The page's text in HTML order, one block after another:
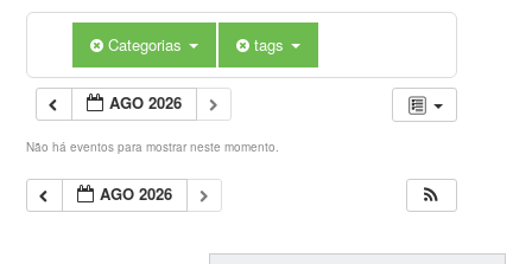
Categorias tags
AGO 2026
Não há eventos para mostrar neste momento.
AGO 2026